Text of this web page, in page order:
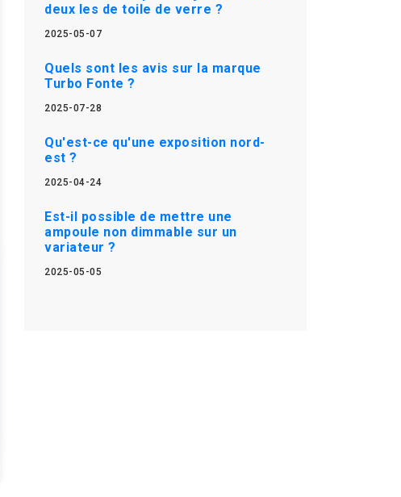
deux les de toile de verre ?
2025-05-07
Quels sont les avis sur la marque
Turbo Fonte ?
2025-07-28
Qu'est-ce qu'une exposition nord-
est ?
2025-04-24
Est-il possible de mettre une
ampoule non dimmable sur un
variateur ?
2025-05-05